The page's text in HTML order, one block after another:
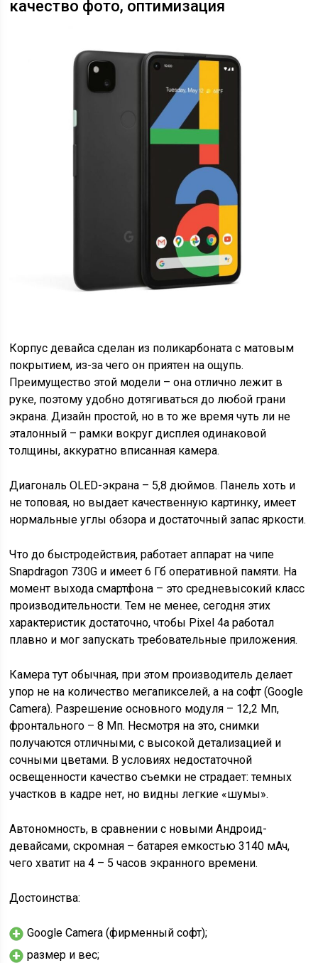
качество фото, оптимизация
Корпус девайса сделан из поликарбоната с матовым
покрытием, из-за чего он приятен на ощупь.
Преимущество этой модели – она отлично лежит в
руке, поэтому удобно дотягиваться до любой грани
экрана. Дизайн простой, но в то же время чуть ли не
эталонный – рамки вокруг дисплея одинаковой
толщины, аккуратно вписанная камера.
Диагональ OLED-экрана – 5,8 дюймов. Панель хоть и
не топовая, но выдает качественную картинку, имеет
нормальные углы обзора и достаточный запас яркости.
Что до быстродействия, работает аппарат на чипе
Snapdragon 730G и имеет 6 Гб оперативной памяти. На
момент выхода смартфона – это средневысокий класс
производительности. Тем не менее, сегодня этих
характеристик достаточно, чтобы Pixel 4a работал
плавно и мог запускать требовательные приложения.
Камера тут обычная, при этом производитель делает
упор не на количество мегапикселей, а на софт (Google
Camera). Разрешение основного модуля – 12,2 Мп,
фронтального – 8 Мп. Несмотря на это, снимки
получаются отличными, с высокой детализацией и
сочными цветами. В условиях недостаточной
освещенности качество съемки не страдает: темных
участков в кадре нет, но видны легкие «шумы».
Автономность, в сравнении с новыми Андроид-
девайсами, скромная – батарея емкостью 3140 мАч,
чего хватит на 4 – 5 часов экранного времени.
Достоинства:
Google Camera (фирменный софт);
размер и вес;